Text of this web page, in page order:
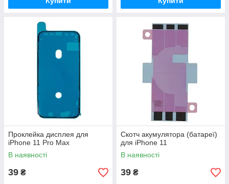
Проклейка дисплея для
iPhone 11 Pro Max
В наявності
39 ₴
Скотч акумулятора (батареї)
для iPhone 11
В наявності
39 ₴